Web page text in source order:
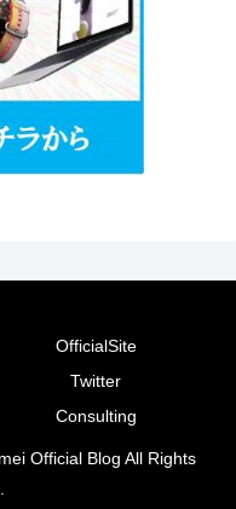
OfficialSite
Twitter
Consulting
Official Blog All Rights